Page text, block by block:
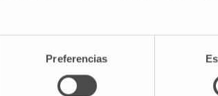
Preferencias
No sustituye a la biomicroscopía
biomicroscopía?